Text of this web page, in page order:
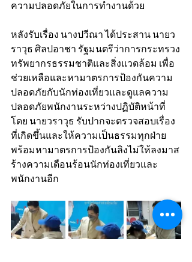
ความปลอดภัยในการทำงานด้วย
หลังรับเรื่อง นางปวีณา ได้ประสาน นายว
ราวุธ ศิลปอาชา รัฐมนตรีว่าการกระทรวง
ทรัพยากรธรรมชาติและสิ่งแวดล้อม เพื่อ
ช่วยเหลือและหามาตรการป้องกันความ
ปลอดภัยกับนักท่องเที่ยวและดูแลความ
ปลอดภัยพนักงานระหว่างปฏิบัติหน้าที่
โดย นายวราวุธ รับปากจะตรวจสอบเรื่อง
ที่เกิดขึ้นและให้ความเป็นธรรมทุกฝ่าย
พร้อมหามาตรการป้องกันลิงไม่ให้ลงมาส
ร้างความเดือนร้อนนักท่องเที่ยวและ
พนักงานอีก